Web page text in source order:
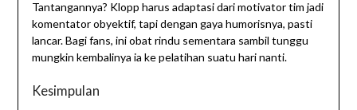
Tantangannya? Klopp harus adaptasi dari motivator tim jadi
komentator obyektif, tapi dengan gaya humorisnya, pasti
lancar. Bagi fans, ini obat rindu sementara sambil tunggu
mungkin kembalinya ia ke pelatihan suatu hari nanti.
Kesimpulan